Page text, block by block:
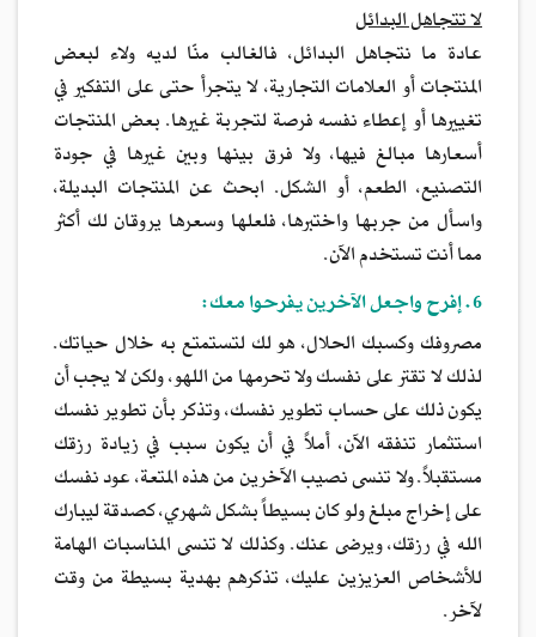
لا تتجاهل البدائل
عادة ما نتجاهل البدائل، فالغالب منّا لديه ولاء لبعض
المنتجات أو العلامات التجارية، لا يتجرأ حتى على التفكير في
تغييرها أو إعطاء نفسه فرصة لتجربة غيرها. بعض المنتجات
أسعارها مبالغ فيها، ولا فرق بينها وبين غيرها في جودة
التصنيع، الطعم، أو الشكل. ابحث عن المنتجات البديلة،
واسأل من جربها واختبرها، فلعلها وسعرها يروقان لك أكثر
مما أنت تستخدم الآن.
6. إفرح واجعل الآخرين يفرحوا معك:
مصروفك وكسبك الحلال، هو لك لتستمتع به خلال حياتك.
لذلك لا تقتر على نفسك ولا تحرمها من اللهو، ولكن لا يجب أن
يكون ذلك على حساب تطوير نفسك، وتذكر بأن تطوير نفسك
استثمار تنفقه الآن، أملاً في أن يكون سبب في زيادة رزقك
مستقبلاً. ولا تنسى نصيب الآخرين من هذه المتعة، عود نفسك
على إخراج مبلغ ولو كان بسيطاً بشكل شهري، كصدقة ليبارك
الله في رزقك، ويرضى عنك. وكذلك لا تنسى المناسبات الهامة
للأشخاص العزيزين عليك، تذكرهم بهدية بسيطة من وقت
لآخر.